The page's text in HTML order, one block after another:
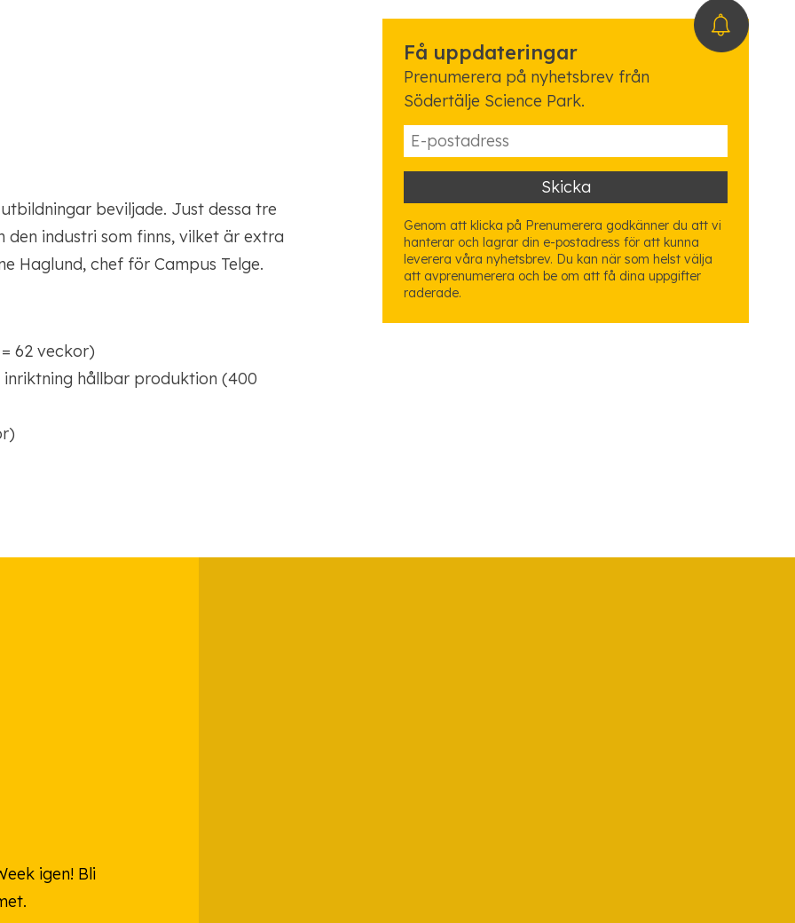
beviljade. Just dessa tre
industri som finns, vilket är extra
Haglund, chef för Campus Telge.
62 veckor)
hållbar produktion (400
Få uppdateringar
Prenumerera på nyhetsbrev från
Södertälje Science Park.
Genom att klicka på Prenumerera godkänner du att vi
hanterar och lagrar din e-postadress för att kunna
leverera våra nyhetsbrev. Du kan när som helst välja
att avprenumerera och be om att få dina uppgifter
raderade.
igen! Bli